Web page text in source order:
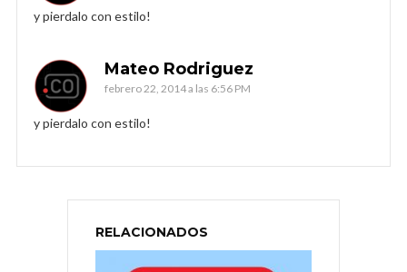
y pierdalo con estilo!
Mateo Rodriguez
febrero 22, 2014 a las 6:56 PM
y pierdalo con estilo!
RELACIONADOS